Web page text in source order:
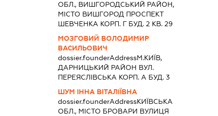
ОБЛ., ВИШГОРОДСЬКИЙ РАЙОН,
МІСТО ВИШГОРОД ПРОСПЕКТ
ШЕВЧЕНКА КОРП. Г БУД. 2 КВ. 29
МОЗГОВИЙ ВОЛОДИМИР
ВАСИЛЬОВИЧ
dossier.founderAddressМ.КИЇВ,
ДАРНИЦЬКИЙ РАЙОН ВУЛ.
ПЕРЕЯСЛІВСЬКА КОРП. А БУД. 3
ШУМ ІННА ВІТАЛІЇВНА
dossier.founderAddressКИЇВСЬКА
ОБЛ., МІСТО БРОВАРИ ВУЛИЦЯ